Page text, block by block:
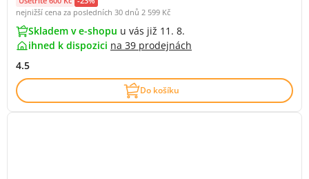
nejnižší cena za posledních 30 dnů 2 599 Kč
Skladem v e-shopu u vás již 11. 8.
ihned k dispozici na 39 prodejnách
4.5
Do košíku